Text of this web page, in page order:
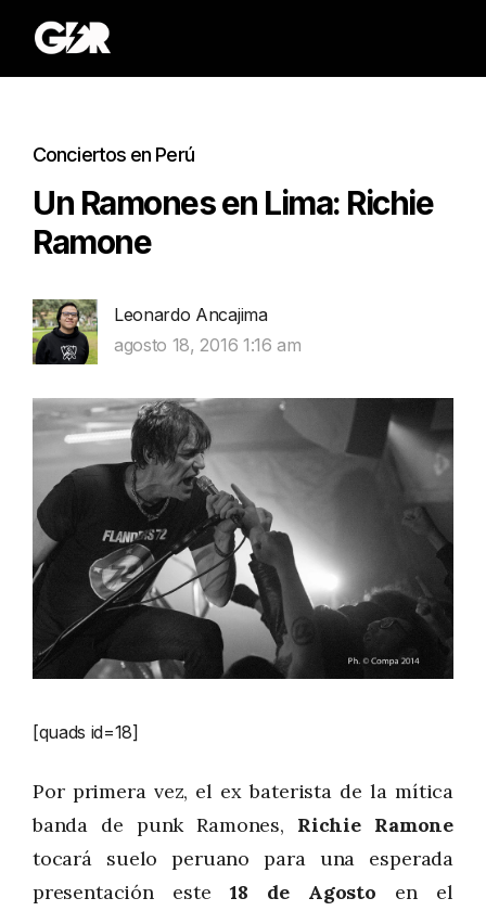
Conciertos en Perú
Un Ramones en Lima: Richie
Ramone
Leonardo Ancajima
agosto 18, 2016 1:16 am
[quads id=18]
Por primera vez, el ex baterista de la mítica
banda de punk Ramones, Richie Ramone
tocará suelo peruano para una esperada
presentación este 18 de Agosto en el